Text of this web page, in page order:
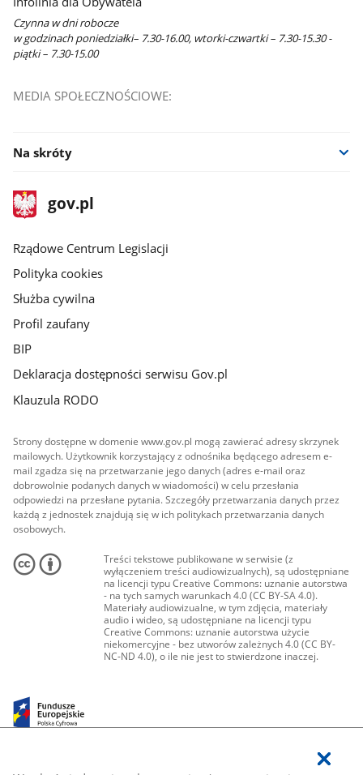
Czynna w dni robocze
w godzinach poniedziałki– 7.30-16.00, wtorki-czwartki – 7.30-15.30 -
piątki – 7.30-15.00
MEDIA SPOŁECZNOŚCIOWE:
Na skróty
stopka
gov.plStrona
gov.pl
Rządowe Centrum Legislacji
Polityka cookies
Służba cywilna
Profil zaufany
BIP
Deklaracja dostępności serwisu Gov.pl
Klauzula RODO
Strony dostępne w domenie www.gov.pl mogą zawierać adresy skrzynek
mailowych. Użytkownik korzystający z odnośnika będącego adresem e-
mail zgadza się na przetwarzanie jego danych (adres e-mail oraz
dobrowolnie podanych danych w wiadomości) w celu przesłania
odpowiedzi na przesłane pytania. Szczegóły przetwarzania danych przez
każdą z jednostek znajdują się w ich politykach przetwarzania danych
osobowych.
Treści tekstowe publikowane w serwisie (z
wyłączeniem treści audiowizualnych), są udostępniane
na licencji typu Creative Commons: uznanie autorstwa
- na tych samych warunkach 4.0 (CC BY-SA 4.0).
Materiały audiowizualne, w tym zdjęcia, materiały
audio i wideo, są udostępniane na licencji typu
Creative Commons: uznanie autorstwa użycie
niekomercyjne - bez utworów zależnych 4.0 (CC BY-
NC-ND 4.0), o ile nie jest to stwierdzone inaczej.